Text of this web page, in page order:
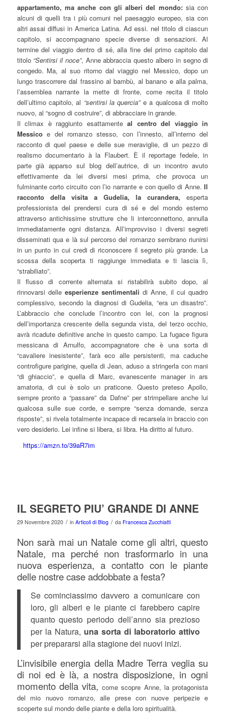
appartamento, ma anche con gli alberi del mondo:sia con
alcuni di quelli tra i più comuni nel paesaggio europeo, sia con
altri assai diffusi in America Latina. Ad essi. nel titolo di ciascun
capitolo, si accompagnano specie diverse di sensazioni. Al
termine del viaggio dentro di sé, alla fine del primo capitolo dal
titolo “Sentirsi il noce”, Anne abbraccia questo albero in segno di
congedo. Ma, al suo ritorno dal viaggio nel Messico, dopo un
lungo trascorrere dal frassino al bambù, al banano e alla palma,
l’assemblea narrante la mette di fronte, come recita il titolo
dell’ultimo capitolo, al “sentirsi la quercia”e a qualcosa di molto
nuovo, al “sogno di costruire”, di abbracciare in grande.
Il climax è raggiunto esattamenteal centro del viaggio in
Messicoe del romanzo stesso, con l’innesto, all’interno del
racconto di quel paese e delle sue meraviglie, di un pezzo di
realismo documentario à la Flaubert. È il reportage fedele, in
parte già apparso sul blog dell’autrice, di un incontro avuto
effettivamente da lei diversi mesi prima, che provoca un
fulminante corto circuito con l’io narrante e con quello di Anne.Il
racconto della visita a Gudelia, la curandera, esperta
professionista del prendersi cura di sé e del mondo esterno
attraverso antichissime strutture che li interconnettono, annulla
immediatamente ogni distanza. All’improvviso i diversi segreti
disseminati qua e là sul percorso del romanzo sembrano riunirsi
in un punto in cui credi di riconoscere il segreto più grande. La
scossa della scoperta ti raggiunge immediata e ti lascia lì,
“strabiliato”.
Il flusso di corrente alternata si ristabilirà subito dopo, al
rinnovarsi delle esperienze sentimentali di Anne, il cui quadro
complessivo, secondo la diagnosi di Gudelia, “era un disastro”.
L’abbraccio che conclude l’incontro con lei, con la prognosi
dell’importanza crescente della segunda vista, del terzo occhio,
avrà ricadute definitive anche in questo campo. La fugace figura
messicana di Arnulfo, accompagnatore che è una sorta di
“cavaliere inesistente”, farà eco alle persistenti, ma caduche
controfigure parigine, quella di Jean, aduso a stringerla con mani
“di ghiaccio”, e quella di Marc, evanescente manager in ars
amatoria, di cui è solo un praticone. Questo preteso Apollo,
sempre pronto a “passare” da Dafne” per strimpellare anche lui
qualcosa sulle sue corde, e sempre “senza domande, senza
risposte”, si rivela totalmente incapace di recarsela in braccio con
vero desiderio. Lei infine si libera, si libra. Ha diritto al futuro.
https://amzn.to/39aR7im
IL SEGRETO PIU’ GRANDE DI ANNE
29 Novembre 2020 / in Articoli di Blog / da Francesca Zucchiatti
Non sarà mai un Natale come gli altri, questo
Natale, ma perché non trasformarlo in una
nuova esperienza, a contatto con le piante
delle nostre case addobbate a festa?
Se cominciassimo davvero a comunicare con
loro, gli alberi e le piante ci farebbero capire
quanto questo periodo dell’anno sia prezioso
per la Natura, una sorta di laboratorio attivo
per prepararsi alla stagione dei nuovi inizi.
L’invisibile energia della Madre Terra veglia su
di noi ed è là, a nostra disposizione, in ogni
momento della vita, come scopre Anne, la protagonista
del mio nuovo romanzo, alle prese con nuove peripezie e
scoperte sul mondo delle piante e della loro spiritualità.